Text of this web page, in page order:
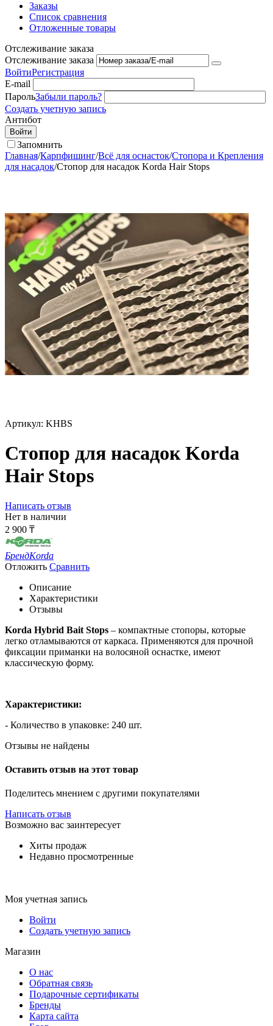
Заказы
Список сравнения
Отложенные товары
Отслеживание заказа
Отслеживание заказа
ВойтиРегистрация
E-mail
ПарольЗабыли пароль?
Создать учетную запись
Антибот
Войти
Запомнить
Главная/Карпфишинг/Всё для оснасток/Стопора и Крепления
для насадок/Стопор для насадок Korda Hair Stops
Артикул: KHBS
Стопор для насадок Korda
Hair Stops
Написать отзыв
Нет в наличии
2 900 ₸
БрендKorda
Отложить Сравнить
Описание
Характеристики
Отзывы
Korda Hybrid Bait Stops – компактные стопоры, которые
легко отламываются от каркаса. Применяются для прочной
фиксации приманки на волосяной оснастке, имеют
классическую форму.
Характеристики:
- Количество в упаковке: 240 шт.
Отзывы не найдены
Оставить отзыв на этот товар
Поделитесь мнением с другими покупателями
Написать отзыв
Возможно вас заинтересует
Хиты продаж
Недавно просмотренные
Моя учетная запись
Войти
Создать учетную запись
Магазин
О нас
Обратная связь
Подарочные сертификаты
Бренды
Карта сайта